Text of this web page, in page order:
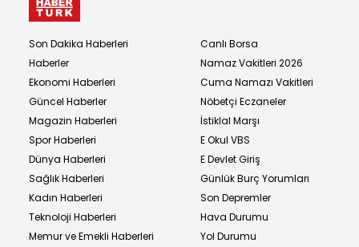
Son Dakika Haberleri
Haberler
Ekonomi Haberleri
Güncel Haberler
Magazin Haberleri
Spor Haberleri
Dünya Haberleri
Sağlık Haberleri
Kadın Haberleri
Teknoloji Haberleri
Memur ve Emekli Haberleri
Canlı Borsa
Namaz Vakitleri 2026
Cuma Namazı Vakitleri
Nöbetçi Eczaneler
İstiklal Marşı
E Okul VBS
E Devlet Giriş
Günlük Burç Yorumları
Son Depremler
Hava Durumu
Yol Durumu